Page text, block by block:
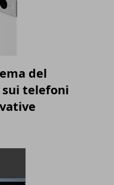
del
telefoni